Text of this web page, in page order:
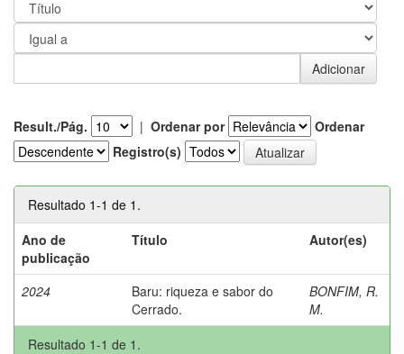
Result./Pág. | Ordenar por
Ordenar
Registro(s)
Resultado 1-1 de 1.
Ano de
publicação
Título Autor(es)
2024
Baru: riqueza e sabor do
Cerrado.
BONFIM, R.
M.
Resultado 1-1 de 1.